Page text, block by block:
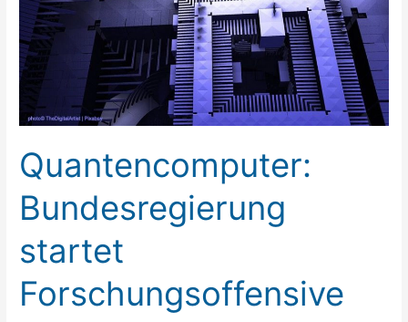
Quantencomputer:
Bundesregierung
startet
Forschungsoffensive
Bundesregierung
startet
Forschungsoffensive